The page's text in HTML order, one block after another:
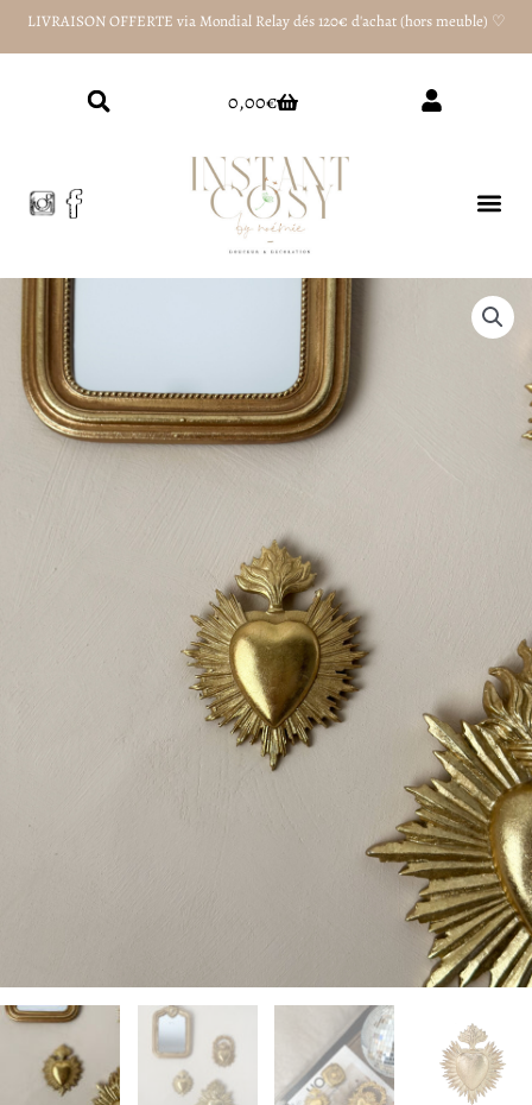
AllerLIVRAISON OFFERTE via Mondial Relay dés 120€ d'achat (hors meuble) ♡
0,00€Panier